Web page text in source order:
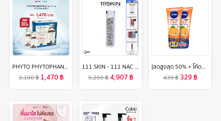
PHYTO PHYTOPHANERE DUO 2 ขวด สำหรับทาน 4 เดือน - ผลิตภัณฑ์เสริมอาหาร สำหรับผม และ เล็บ
2,100฿ 1,470฿
111 SKIN - 111 NAC Y2 DIETARY SUPPLEMENT PRODUCT 90 CAPSULES 111 สกิน 111 แน็ค วาย2 ไดเอทแทรี่ ซัพพรีเมน 90 แคปซูล
5,250฿4,907฿
[ลดสูงสุด 50% + โค้ดลดเพิ่ม 20%]นีเวียเอ็กซ์ตร้า ไบรท์ ซี แอนด์ อีวิตามิน โลชั่น 320มล. 2 ชิ้น NIVEA
439฿ 329฿